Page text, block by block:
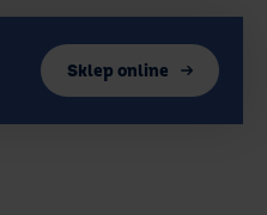
Sklep online